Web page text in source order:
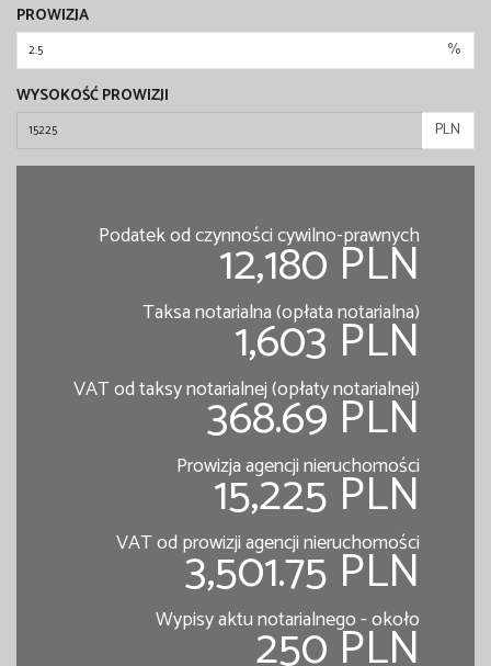
PROWIZJA
%
WYSOKOŚĆ PROWIZJI
PLN
Podatek od czynności cywilno-prawnych
12,180 PLN
Taksa notarialna (opłata notarialna)
1,603 PLN
VAT od taksy notarialnej (opłaty notarialnej)
368.69 PLN
Prowizja agencji nieruchomości
15,225 PLN
VAT od prowizji agencji nieruchomości
3,501.75 PLN
Wypisy aktu notarialnego - około
250 PLN